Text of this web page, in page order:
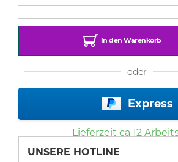
In den Warenkorb
oder
Express
Lieferzeit ca 12
UNSERE HOTLINE